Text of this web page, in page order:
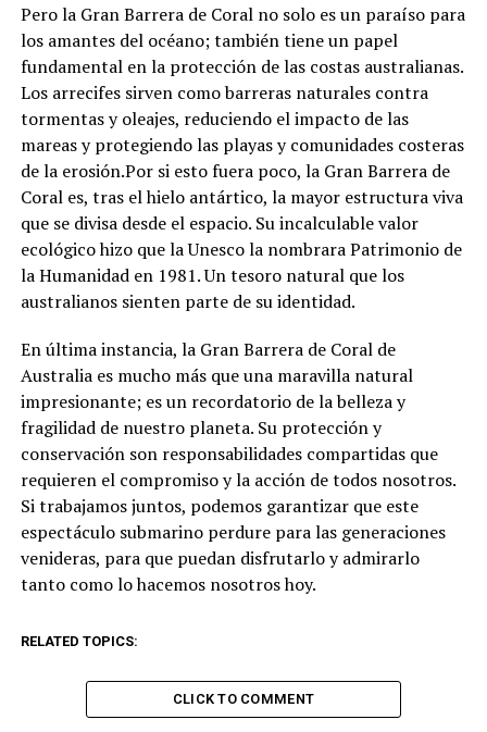
Pero la Gran Barrera de Coral no solo es un paraíso para
los amantes del océano; también tiene un papel
fundamental en la protección de las costas australianas.
Los arrecifes sirven como barreras naturales contra
tormentas y oleajes, reduciendo el impacto de las
mareas y protegiendo las playas y comunidades costeras
de la erosión.Por si esto fuera poco, la Gran Barrera de
Coral es, tras el hielo antártico, la mayor estructura viva
que se divisa desde el espacio. Su incalculable valor
ecológico hizo que la Unesco la nombrara Patrimonio de
la Humanidad en 1981. Un tesoro natural que los
australianos sienten parte de su identidad.
En última instancia, la Gran Barrera de Coral de
Australia es mucho más que una maravilla natural
impresionante; es un recordatorio de la belleza y
fragilidad de nuestro planeta. Su protección y
conservación son responsabilidades compartidas que
requieren el compromiso y la acción de todos nosotros.
Si trabajamos juntos, podemos garantizar que este
espectáculo submarino perdure para las generaciones
venideras, para que puedan disfrutarlo y admirarlo
tanto como lo hacemos nosotros hoy.
RELATED TOPICS:
CLICK TO COMMENT